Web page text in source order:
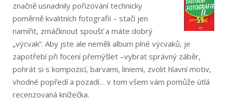
značně usnadnily pořizování technicky
poměrně kvalitních fotografií – stačí jen
namířit, zmáčknout spoušť a máte dobrý
„výcvak“. Aby jste ale neměli album plné výcvaků, je
zapotřebí při focení přemýšlet –vybrat správný záběr,
pohrát si s kompozicí, barvami, liniemi, zvolit hlavní motiv,
vhodné popředí a pozadí… v tom všem vám pomůže útlá
recenzovaná knížečka.